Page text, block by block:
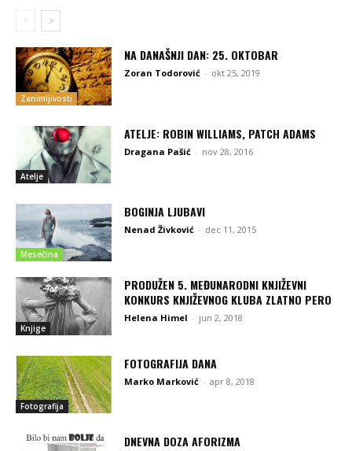
Zanimljivosti
NA DANAŠNJI DAN: 25. OKTOBAR
Zoran Todorović - okt 25, 2019
Atelje
ATELJE: ROBIN WILLIAMS, PATCH ADAMS
Dragana Pašić - nov 28, 2016
Mesečina
BOGINJA LJUBAVI
Nenad Živković - dec 11, 2015
Knjige
PRODUŽEN 5. MEĐUNARODNI KNJIŽEVNI
KONKURS KNJIŽEVNOG KLUBA ZLATNO PERO
Helena Himel - jun 2, 2018
Fotografija
FOTOGRAFIJA DANA
Marko Marković - apr 8, 2018
DNEVNA DOZA AFORIZMA